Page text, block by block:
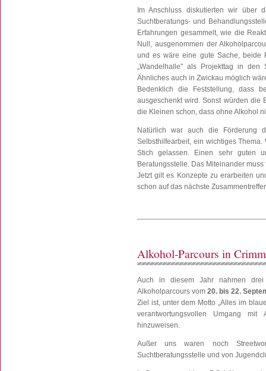
Im Anschluss diskutierten wir über
Suchtberatungs- und
Erfahrungen gesammelt, wie die
Null, ausgenommen der
und es wäre eine gute Sache, beide
„Wandelhalle" als Projekttag in
Ähnliches auch in Zwickau möglich
Bedenklich die Feststellung, dass
ausgeschenkt wird. Sonst würden die
die Kleinen schon, dass ohne Alkohol
Natürlich war auch die Förderung
Selbsthilfearbeit, ein wichtiges
Stich gelassen. Einen sehr guten
Beratungsstelle. Das Miteinander
Jetzt gilt es Konzepte zu erarbeiten
schon auf das nächste
Alkohol-Parcours in
Auch in diesem Jahr nahmen
Alkoholparcours vom 20. bis 22.
Ziel ist, unter dem Motto „Alles im
verantwortungsvollen Umgang
hinzuweisen.
Außer uns waren noch
Suchtberatungsstelle und von